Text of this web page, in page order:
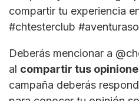
compartir tu experiencia
#chtesterclub
Deberás mencionar a
al compartir tus
campaña deberás